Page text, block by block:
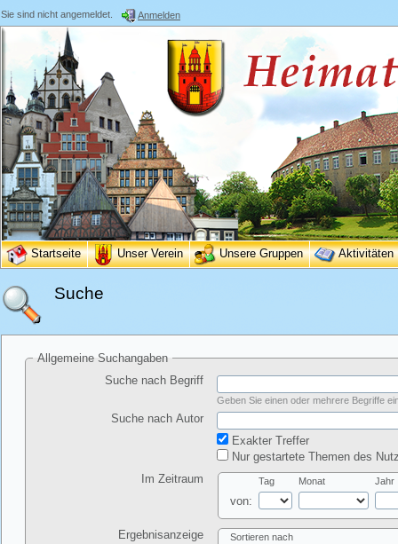
Sie sind nicht angemeldet. Anmelden
Startseite Unser Verein Unsere Gruppen Aktivitäten
Suche
Allgemeine Suchangaben
Suche nach Begriff
Geben Sie einen oder mehrere Begriffe
Suche nach Autor
Exakter Treffer
Nur gestartete Themen des
Im Zeitraum
von:
Tag Monat Jahr
Ergebnisanzeige Sortieren nach